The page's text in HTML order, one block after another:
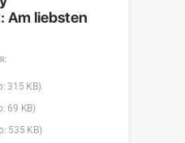
Am liebsten
315 KB)
69 KB)
535 KB)